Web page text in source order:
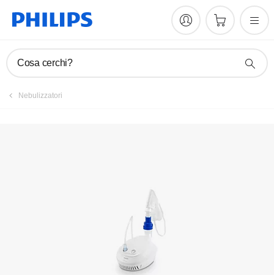
Cosa cerchi?
Nebulizzatori
Strumento di ricerca dei centri assistenza